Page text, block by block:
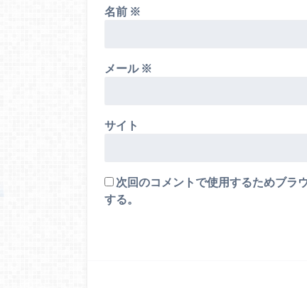
名前 ※
メール ※
サイト
次回のコメントで使用するためブラ
する。